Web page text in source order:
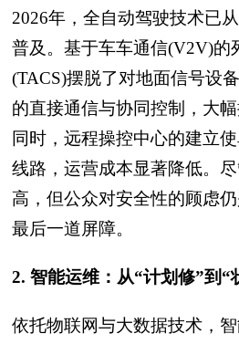
2026年，全自动驾驶技术已
普及。基于车车通信(V2V)的
(TACS)摆脱了对地面信号设
的直接通信与协同控制，大幅
同时，远程操控中心的建立
线路，运营成本显著降低。
高，但公众对安全性的顾虑
最后一道屏障。
2. 智能运维：从“计划修”到“
依托物联网与大数据技术，